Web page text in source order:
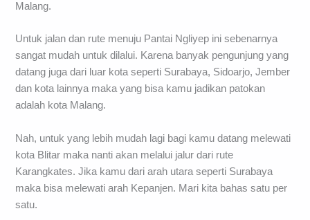
Malang.
Untuk jalan dan rute menuju Pantai Ngliyep ini sebenarnya
sangat mudah untuk dilalui. Karena banyak pengunjung yang
datang juga dari luar kota seperti Surabaya, Sidoarjo, Jember
dan kota lainnya maka yang bisa kamu jadikan patokan
adalah kota Malang.
Nah, untuk yang lebih mudah lagi bagi kamu datang melewati
kota Blitar maka nanti akan melalui jalur dari rute
Karangkates. Jika kamu dari arah utara seperti Surabaya
maka bisa melewati arah Kepanjen. Mari kita bahas satu per
satu.